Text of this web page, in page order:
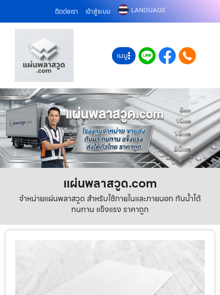
ติดต่อเรา เข้าสู่ระบบ LANGUAGE
เมนู
แผ่นพลาสวูด.com
จำหน่ายแผ่นพลาสวูด สำหรับใช้ภายในและภายนอก กันน้ำได้
ทนทาน แข็งแรง ราคาถูก